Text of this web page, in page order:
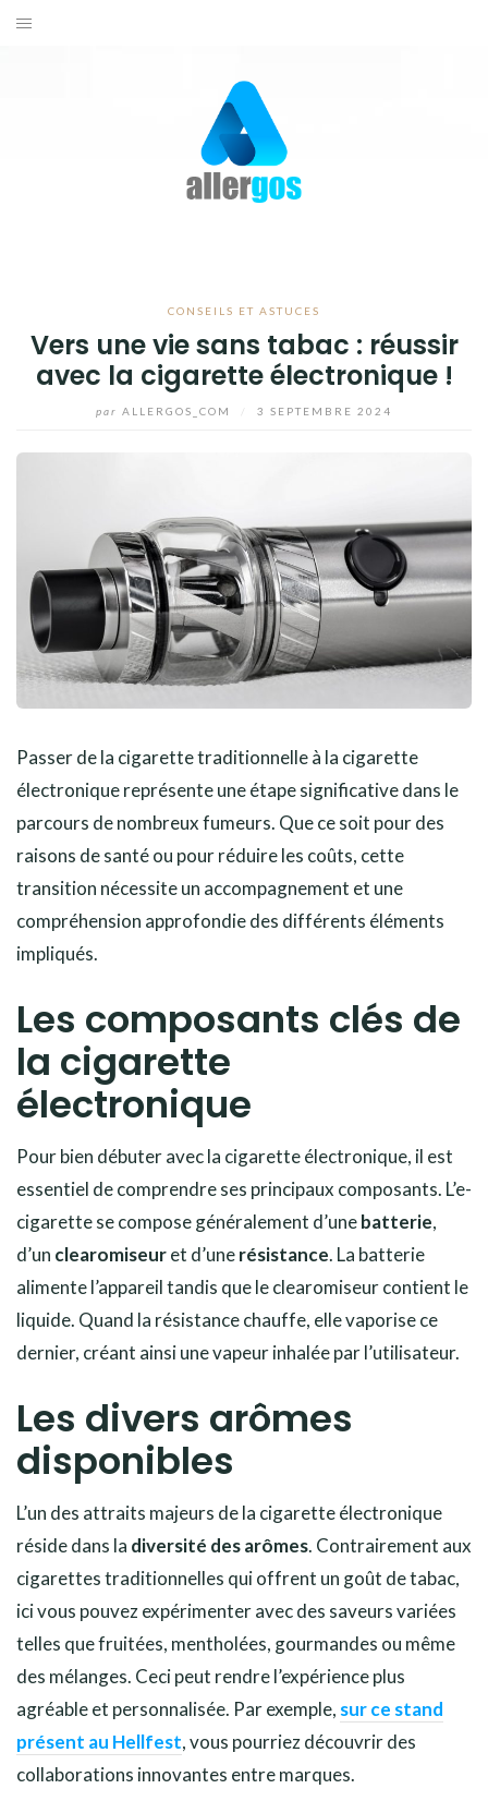
Aller
CONSEILS ET ASTUCES
Vers une vie sans tabac : réussir
avec la cigarette électronique !
par ALLERGOS_COM 3 SEPTEMBRE 2024
Passer de la cigarette traditionnelle à la cigarette
électronique représente une étape significative dans le
parcours de nombreux fumeurs. Que ce soit pour des
raisons de santé ou pour réduire les coûts, cette
transition nécessite un accompagnement et une
compréhension approfondie des différents éléments
impliqués.
Les composants clés de
la cigarette
électronique
Pour bien débuter avec la cigarette électronique, il est
essentiel de comprendre ses principaux composants. L’e-
cigarette se compose généralement d’unebatterie,
d’un clearomiseuret d’unerésistance. La batterie
alimente l’appareil tandis que le clearomiseur contient le
liquide. Quand la résistance chauffe, elle vaporise ce
dernier, créant ainsi une vapeur inhalée par l’utilisateur.
Les divers arômes
disponibles
L’un des attraits majeurs de la cigarette électronique
réside dans la diversité des arômes. Contrairement aux
cigarettes traditionnelles qui offrent un goût de tabac,
ici vous pouvez expérimenter avec des saveurs variées
telles que fruitées, mentholées, gourmandes ou même
des mélanges. Ceci peut rendre l’expérience plus
agréable et personnalisée. Par exemple, sur ce stand
présent au Hellfest, vous pourriez découvrir des
collaborations innovantes entre marques.